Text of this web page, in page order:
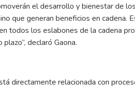
el desarrollo y bienestar de
que generan beneficios en cadena.
todos los eslabones de la cadena
declaró Gaona.
directamente relacionada con